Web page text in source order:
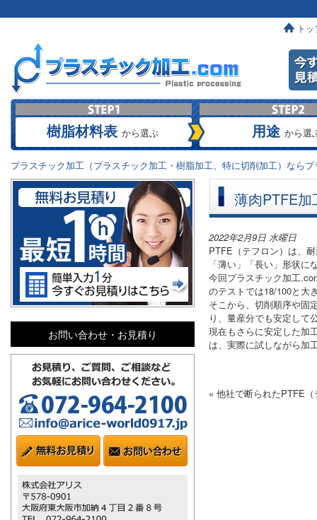
トッ
樹脂材料表 から選ぶ 用途 から選
プラスチック加工（プラスチック加工・樹脂加工、特に切削加工）なら
薄肉PTFE
2022年2月9日 水曜日
PTFE（テフロン）は、
「薄い」「長い」形状
今回プラスチック加工
のテストでは18/100と大
そこから、切削順序や固
り、量産分でも安定して
現在もさらに安定した加
は、実際に試しながら加
« 他社で断られたPTFE
お問い合わせ・お見積り